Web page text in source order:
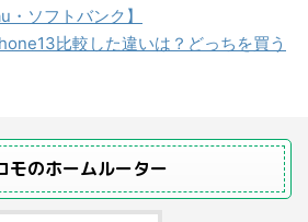
・ソフトバンク】
比較した違いは？どっちを買う
モのホームルーター